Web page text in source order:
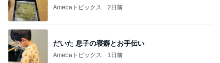
Amebaトピックス 2日前
だいた 息子の寝癖とお手伝い
Amebaトピックス 1日前